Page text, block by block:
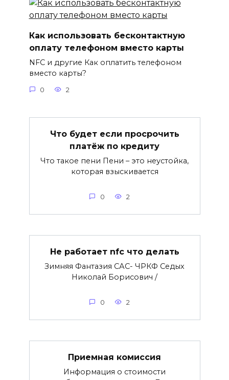
Как использовать бесконтактную
оплату телефоном вместо карты
NFC и другие Как оплатить телефоном
вместо карты?
0 2
Что будет если просрочить
платёж по кредиту
Что такое пени Пени – это неустойка,
которая взыскивается
0 2
Не работает nfc что делать
Зимняя Фантазия САС- ЧРКФ Седых
Николай Борисович /
0 2
Приемная комиссия
Информация о стоимости